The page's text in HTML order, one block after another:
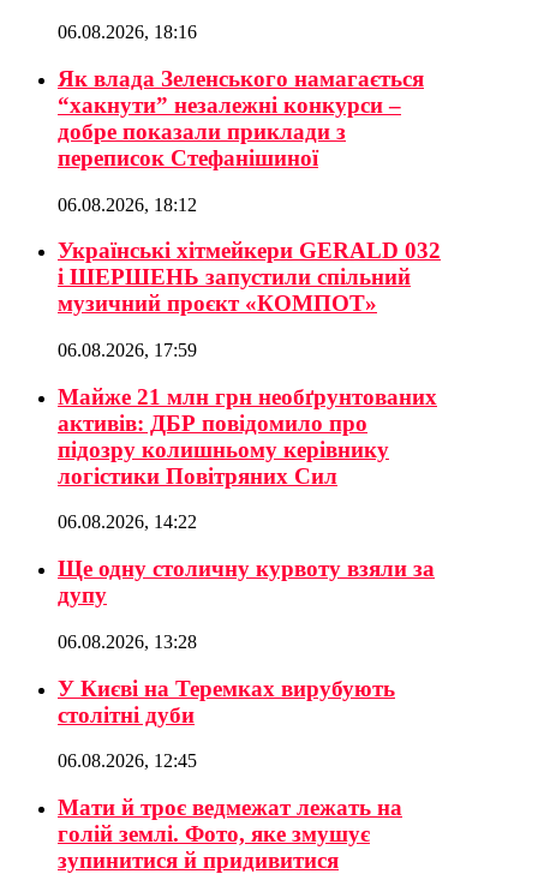
06.08.2026, 18:16
Як влада Зеленського намагається
“хакнути” незалежні конкурси –
добре показали приклади з
переписок Стефанішиної
06.08.2026, 18:12
Українські хітмейкери GERALD 032
і ШЕРШЕНЬ запустили спільний
музичний проєкт «КОМПОТ»
06.08.2026, 17:59
Майже 21 млн грн необґрунтованих
активів: ДБР повідомило про
підозру колишньому керівнику
логістики Повітряних Сил
06.08.2026, 14:22
Ще одну столичну курвоту взяли за
дупу
06.08.2026, 13:28
У Києві на Теремках вирубують
столітні дуби
06.08.2026, 12:45
Мати й троє ведмежат лежать на
голій землі. Фото, яке змушує
зупинитися й придивитися